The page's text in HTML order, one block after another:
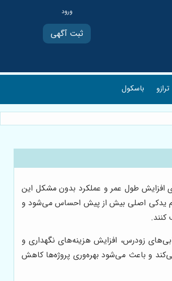
ثبت آگهی
ترازو باسکول
افزایش طول عمر و عملکرد بدون مشکل این
یدکی اصلی بیش از پیش احساس می‌شود و
کنند.
زودرس، افزایش هزینه‌های نگهداری و
و باعث می‌شود بهره‌وری پروژه‌ها کاهش